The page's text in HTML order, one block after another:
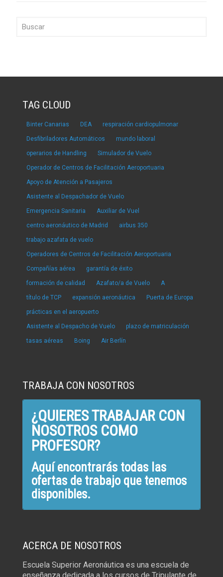
TAG CLOUD
Binter Canarias DEA respiración cardiopulmonar
Desfibriladores Automáticos mundo laboral
operarios de Handling Simulador de Vuelo
Operador de Centros de Facilitación Aeroportuaria
Apoyo de Atención a Pasajeros
Asistente al Despachador de Vuelo
Emergencia Sanitaria Auxiliar de Vuel
centro aeronáutico de Madrid airbus 350
trabajo azafata de vuelo
Operadores de Centros de Facilitación Aeroportuaria
Compañías aérea garantía de éxito
formación de calidad Azafato/a de Vuelo A
título de TCP expansión aeronáutica Puerta de Europa
prácticas en el aeropuerto
Asistente al Despacho de Vuelo plazo de matriculación
tasas aéreas Boing Air Berlín
TRABAJA CON NOSOTROS
¿QUIERES TRABAJAR CON
NOSOTROS COMO
PROFESOR?
Aquí encontrarás todas las
ofertas de trabajo que tenemos
disponibles.
ACERCA DE NOSOTROS
Escuela Superior Aeronáutica es una escuela de